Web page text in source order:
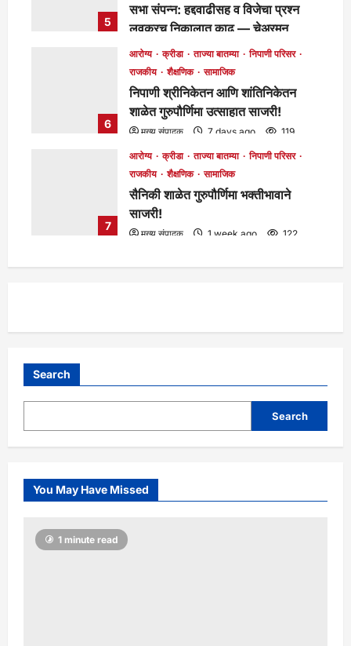
5
सभा संपन्न: हद्दवाढीसह व विजेचा प्रश्न
लवकरच निकालात काढू — चेअरमन
बाळासाहेब जोरापुरे
मुख्य संपादक 5 days ago
6
आरोग्य क्रीडा ताज्या बातम्या
निपाणी परिसर
राजकीय
शैक्षणिक सामाजिक
निपाणी श्रीनिकेतन आणि शांतिनिकेतन
शाळेत गुरुपौर्णिमा उत्साहात साजरी!
मुख्य संपादक 7 days ago 119
7
आरोग्य क्रीडा ताज्या बातम्या
निपाणी परिसर
राजकीय
शैक्षणिक सामाजिक
सैनिकी शाळेत गुरुपौर्णिमा भक्तीभावाने
साजरी!
मुख्य संपादक 1 week ago 122
Search
Search
You May Have Missed
1 minute read